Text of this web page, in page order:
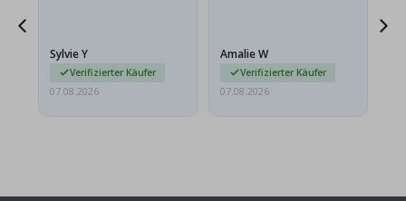
sie…
Sylvie Y
Verifizierter Käufer
07.08.2026
Amalie W
Verifizierter Käufer
07.08.2026